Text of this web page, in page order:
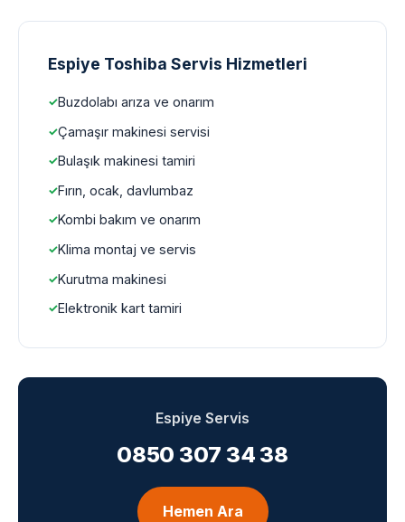
Espiye Toshiba Servis Hizmetleri
Buzdolabı arıza ve onarım
Çamaşır makinesi servisi
Bulaşık makinesi tamiri
Fırın, ocak, davlumbaz
Kombi bakım ve onarım
Klima montaj ve servis
Kurutma makinesi
Elektronik kart tamiri
Espiye Servis
0850 307 34 38
Hemen Ara